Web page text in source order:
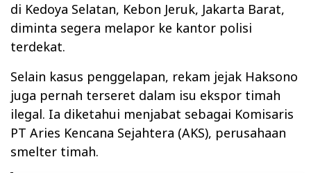
di Kedoya Selatan, Kebon Jeruk, Jakarta Barat,
diminta segera melapor ke kantor polisi
terdekat.
Selain kasus penggelapan, rekam jejak Haksono
juga pernah terseret dalam isu ekspor timah
ilegal. Ia diketahui menjabat sebagai Komisaris
PT Aries Kencana Sejahtera (AKS), perusahaan
smelter timah.